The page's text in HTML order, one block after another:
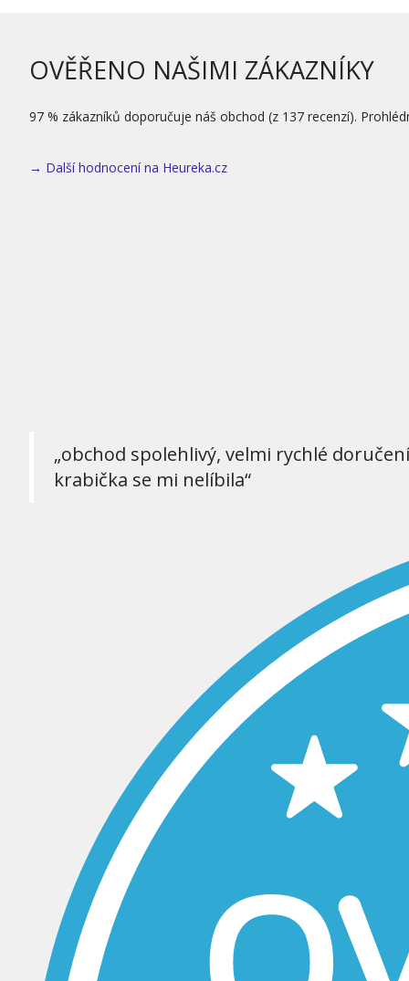
OVĚŘENO NAŠIMI ZÁKAZNÍKY
97 % zákazníků doporučuje náš obchod (z 137 recenzí).
→ Další hodnocení na Heureka.cz
„obchod spolehlivý, velmi rychlé
krabička se mi nelíbila“